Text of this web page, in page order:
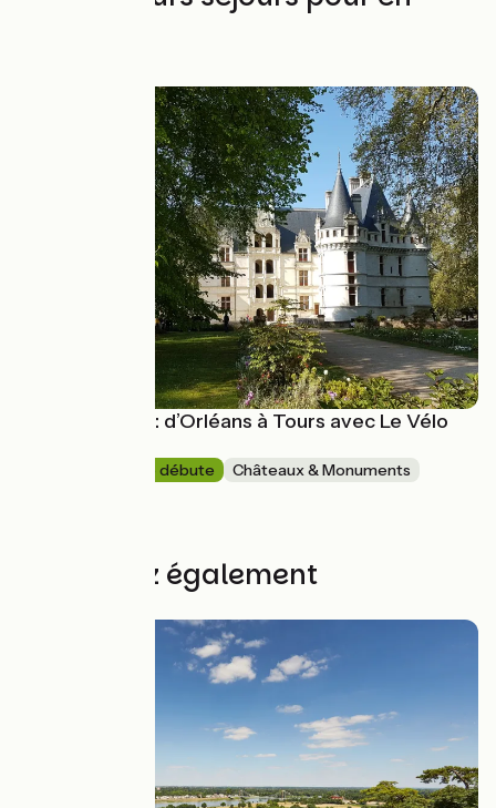
La Loire à vélo : d’Orléans à Tours avec Le Vélo
Je débute
Châteaux & Monuments
Découvrez également